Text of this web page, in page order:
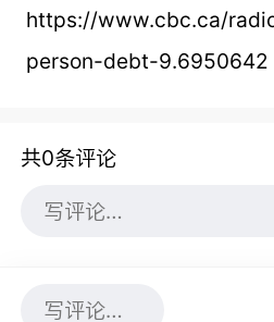
https://www.cbc.ca/
person-debt-9.6950642
共0条评论